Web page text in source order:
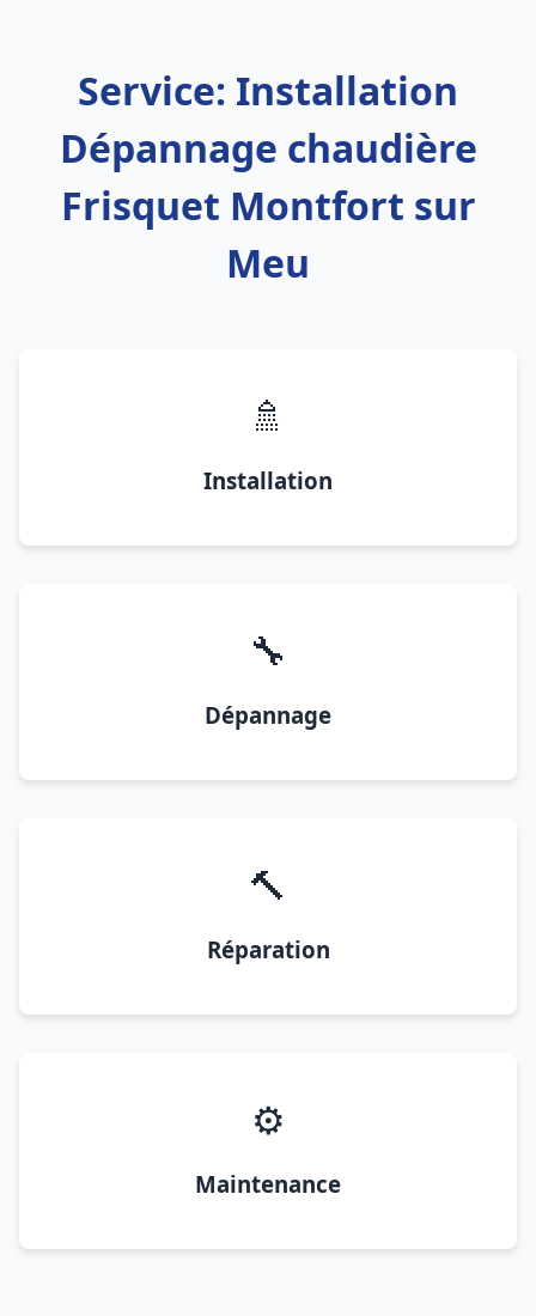
Service: Installation
Dépannage chaudière
Frisquet Montfort sur
Meu
🚿
Installation
🔧
Dépannage
🔨
Réparation
⚙️
Maintenance